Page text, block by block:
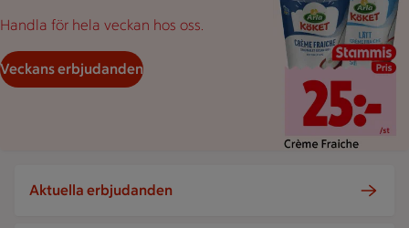
Handla för hela veckan hos oss.
Veckans erbjudanden
Aktuella erbjudanden